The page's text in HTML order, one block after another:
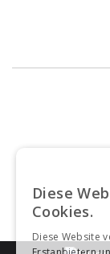
Diese
Cookies.
Diese Website